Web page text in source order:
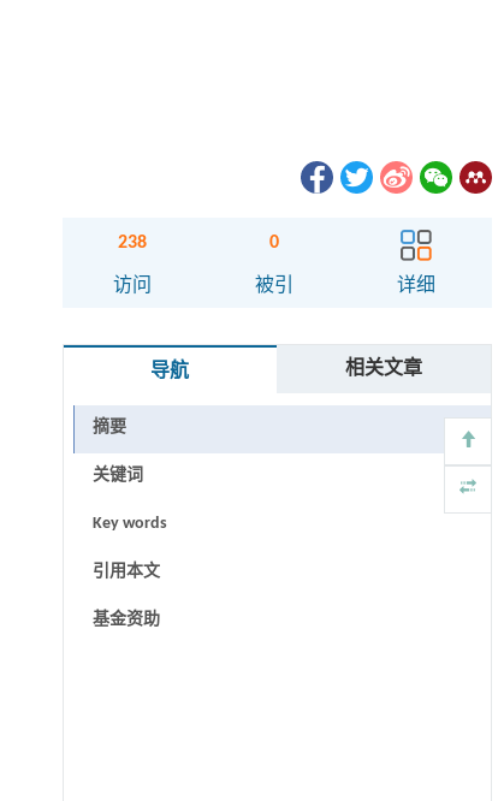
238
访问
0
被引 详细
导航 相关文章
摘要
关键词
Key words
引用本文
基金资助